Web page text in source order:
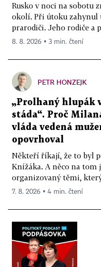
Rusko v noci na sobotu
okolí. Při útoku zahynul
prarodiči. Jeho rodiče a
8. 8. 2026 ▪ 3 min. čtení
PETR HONZEJK
„Prolhaný hlupák
stáda“. Proč
vláda vedená
opovrhoval
Někteří říkají, že to byl
Knížáka. A něco na tom
organizovaný těmi,
7. 8. 2026 ▪ 4 min. čtení